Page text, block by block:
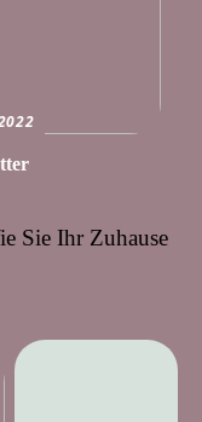
Sie Ihr Zuhause